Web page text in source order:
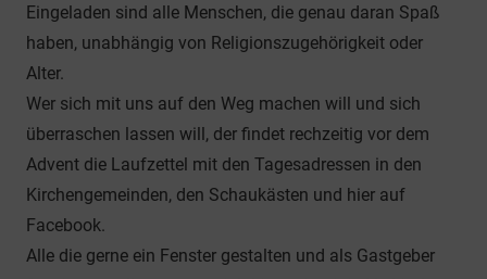
Eingeladen sind alle Menschen, die genau daran Spaß
haben, unabhängig von Religionszugehörigkeit oder
Alter.
Wer sich mit uns auf den Weg machen will und sich
überraschen lassen will, der findet rechzeitig vor dem
Advent die Laufzettel mit den Tagesadressen in den
Kirchengemeinden, den Schaukästen und hier auf
Facebook.
Alle die gerne ein Fenster gestalten und als Gastgeber